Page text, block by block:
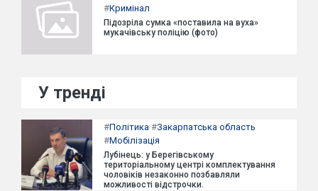
#Кримінал
Підозріла сумка «поставила на вуха»
мукачівську поліцію (фото)
У тренді
#Політика #Закарпатська область
#Мобілізація
Лубінець: у Берегівському
територіальному центрі комплектування
чоловіків незаконно позбавляли
можливості відстрочки.